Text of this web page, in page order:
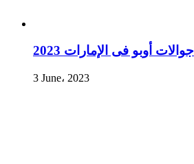
أوبو فى الإمارات 2023
3 June، 2023